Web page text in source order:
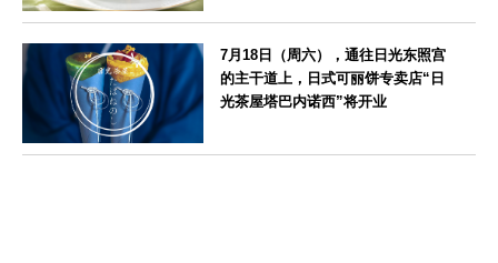
7月18日（周六），通往日光东照宫
的主干道上，日式可丽饼专卖店“日
光茶屋塔巴内诺西”将开业